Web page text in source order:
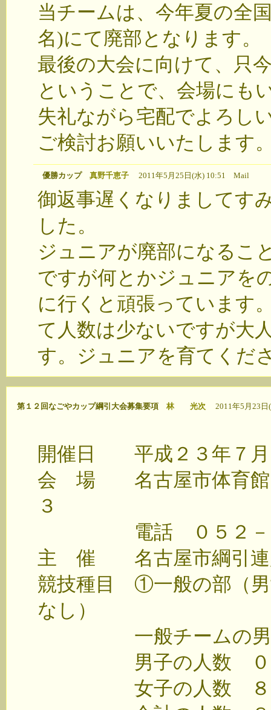
当チームは、今年夏の全
名)にて廃部となります。
最後の大会に向けて、只
ということで、会場にも
失礼ながら宅配でよろし
ご検討お願いいたします
優勝カップ 真野千恵子2011年5月25日(水) 10:51 Mail
御返事遅くなりましてす
した。
ジュニアが廃部になるこ
ですが何とかジュニアを
に行くと頑張っています
て人数は少ないですが大
す。ジュニアを育てくだ
第１２回なごやカップ綱引大会募集要項 林 光次 2011年5月23
開催日 平成２３年７月
会 場 名古屋市体育館
３
電話 ０５２－８
主 催 名古屋市綱引連
競技種目 ①一般の部（男
なし）
一般チームの男女
男子の人数 ０、１
女子の人数 ８、７